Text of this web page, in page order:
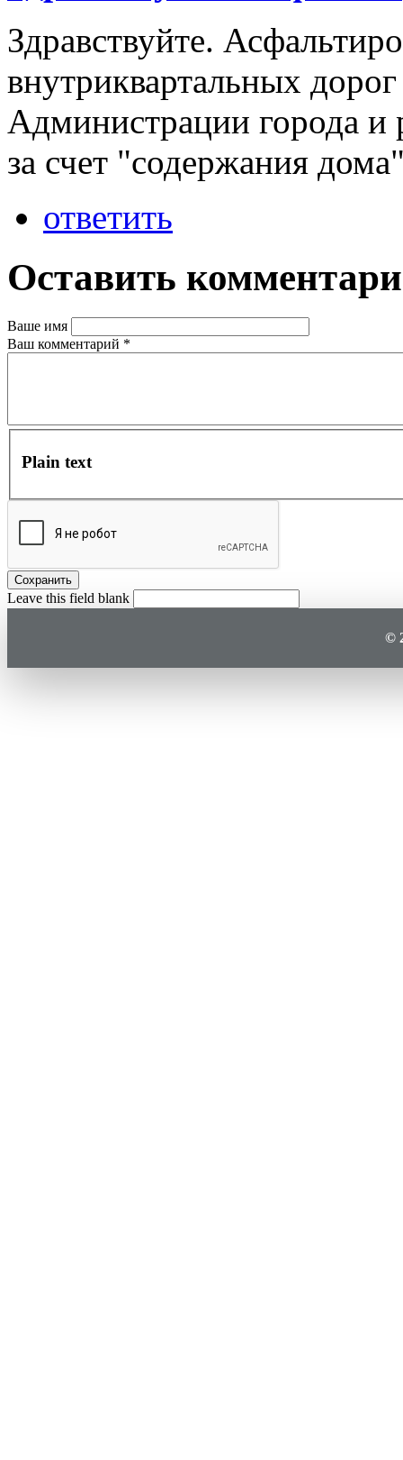
Здравствуйте.
внутриквартальных
Администрации города и
за счет "содержания
ответить
Оставить
Ваше имя
Ваш комментарий *
Plain text
Leave this field blank
©